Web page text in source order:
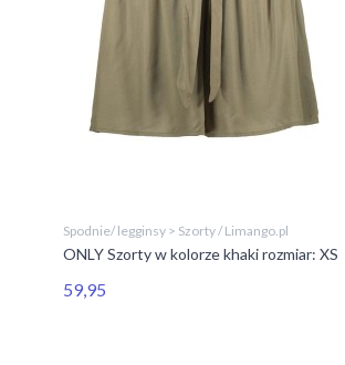
Spodnie/ legginsy > Szorty / Limango.pl
ONLY Szorty w kolorze khaki rozmiar: XS
59,95